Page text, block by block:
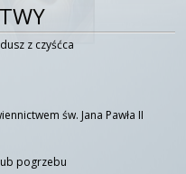
z czyśćca
św. Jana Pawła II
pogrzebu